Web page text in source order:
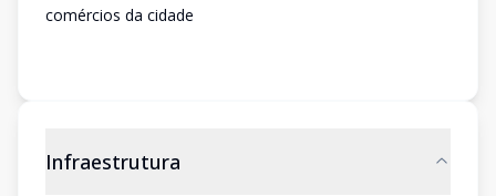
comércios da cidade
Infraestrutura